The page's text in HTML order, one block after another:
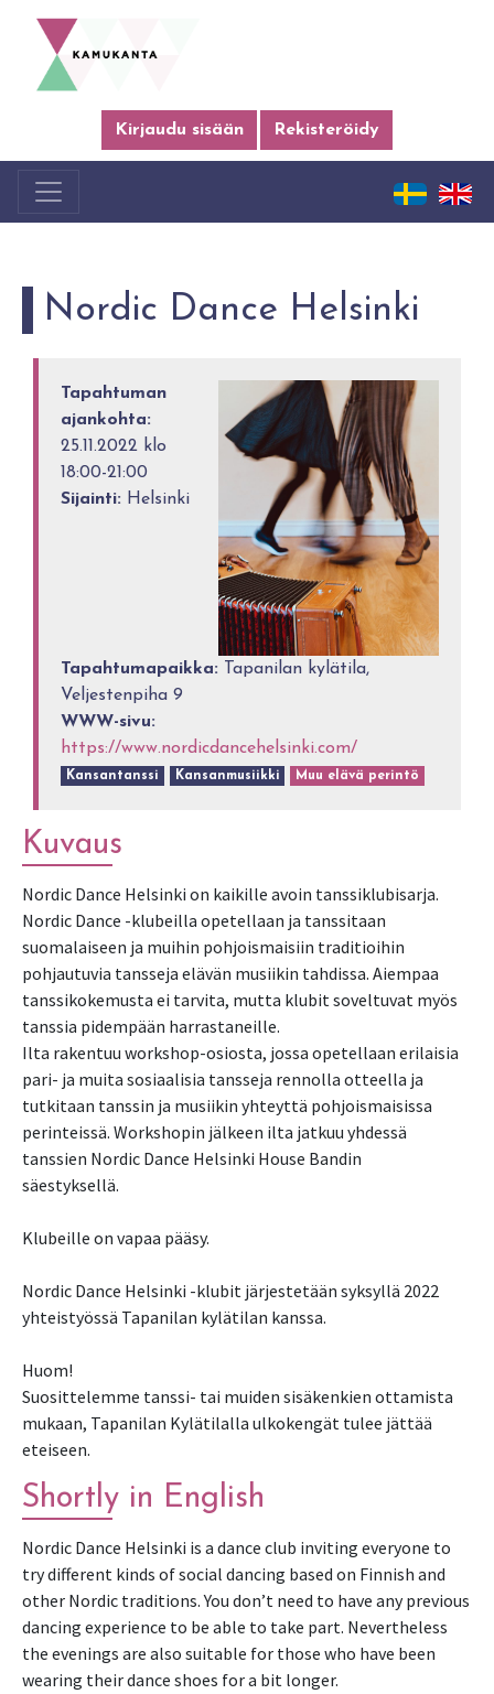
Kirjaudu sisään Rekisteröidy
Nordic Dance Helsinki
Tapahtuman
ajankohta:
25.11.2022 klo
18:00-21:00
Sijainti: Helsinki
Tapahtumapaikka: Tapanilan kylätila,
Veljestenpiha 9
WWW-sivu:
https://www.nordicdancehelsinki.com/
Kansantanssi Kansanmusiikki Muu elävä perintö
Kuvaus
Nordic Dance Helsinki on kaikille avoin tanssiklubisarja.
Nordic Dance -klubeilla opetellaan ja tanssitaan
suomalaiseen ja muihin pohjoismaisiin traditioihin
pohjautuvia tansseja elävän musiikin tahdissa. Aiempaa
tanssikokemusta ei tarvita, mutta klubit soveltuvat myös
tanssia pidempään harrastaneille.
Ilta rakentuu workshop-osiosta, jossa opetellaan erilaisia
pari- ja muita sosiaalisia tansseja rennolla otteella ja
tutkitaan tanssin ja musiikin yhteyttä pohjoismaisissa
perinteissä. Workshopin jälkeen ilta jatkuu yhdessä
tanssien Nordic Dance Helsinki House Bandin
säestyksellä.
Klubeille on vapaa pääsy.
Nordic Dance Helsinki -klubit järjestetään syksyllä 2022
yhteistyössä Tapanilan kylätilan kanssa. ​
Huom!
Suosittelemme tanssi- tai muiden sisäkenkien ottamista
mukaan, Tapanilan Kylätilalla ulkokengät tulee jättää
eteiseen.
Shortly in English
Nordic Dance Helsinki is a dance club inviting everyone to
try different kinds of social dancing based on Finnish and
other Nordic traditions. You don’t need to have any previous
dancing experience to be able to take part. Nevertheless
the evenings are also suitable for those who have been
wearing their dance shoes for a bit longer.